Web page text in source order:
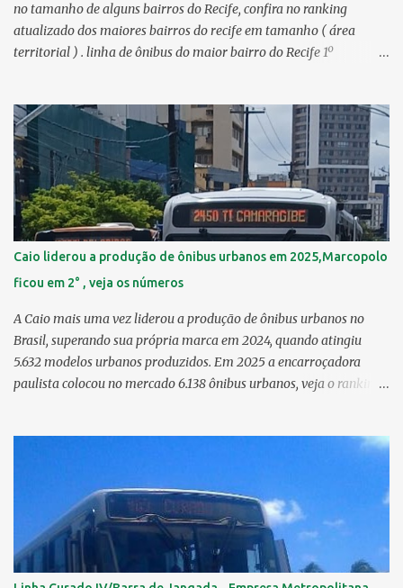
no tamanho de alguns bairros do Recife, confira no ranking
atualizado dos maiores bairros do recife em tamanho ( área
territorial ) . linha de ônibus do maior bairro do Recife 1º
Curado 7,98 km² 5º Boa Viagem 7,76 km² > no Censo 2010 : 7,53
km² 6º Imbiribeira 6,65 km² > no Censo 2010 : 6,66 km² 7º Pina
6,29 km² 8º Dois Irmãos 5,85 km² 9º Barro 4,54 km² 10º Iputinga
4,33 km² > no Censo 2010 : 4,34 km² 11º Cohab 4,33 km² > no
Censo 2010: 4,26 km² 12º Passarinho 4,06 km² 13º Santo Amaro
3,80 km² 14º Afogados 3,69 km² 15º Cordeiro 3,40 km² 16º São José
3,26 km² 17º Dois Unidos 3,12 km² 18...
Caio liderou a produção de ônibus urbanos em 2025,Marcopolo
ficou em 2° , veja os números
A Caio mais uma vez liderou a produção de ônibus urbanos no
Brasil, superando sua própria marca em 2024, quando atingiu
5.632 modelos urbanos produzidos. Em 2025 a encarroçadora
paulista colocou no mercado 6.138 ônibus urbanos, veja o ranking
Ônibus , a Volare, que não faz parte da associação, fabricou neste
ano, 327 modelos urbanos. O que aconteceu com a Comil ? A Comil
vem de um processo de recuperação judicial e fechamento de filial,
o que em 2025 fez com que a encarroçadora só produzisse 16
unidades de ônibus urbanos, a empresa têm mantido o foco em